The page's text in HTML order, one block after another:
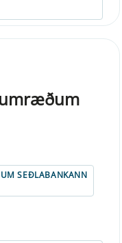
UM SEÐLABANKANN